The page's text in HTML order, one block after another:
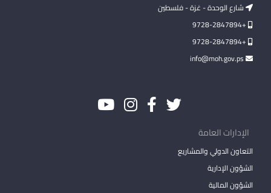
شارع الوحدة - غزة - فلسطين
+9728-2847894
+9728-2847894
الإدارات العامة
التعاون الدولي والمشاريع
الشؤون الإدارية
الشؤون المالية